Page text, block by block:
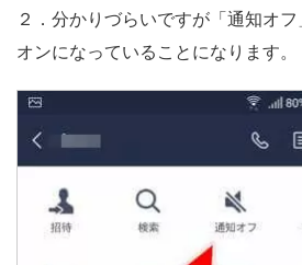
２．分かりづらいですが「通知オ
オンになっていることになります。